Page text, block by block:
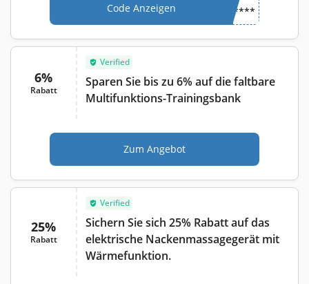
Code Anzeigen ****
6%
Rabatt
Verified
Sparen Sie bis zu 6% auf die faltbare
Multifunktions-Trainingsbank
Zum Angebot
25%
Rabatt
Verified
Sichern Sie sich 25% Rabatt auf das
elektrische Nackenmassagegerät mit
Wärmefunktion.